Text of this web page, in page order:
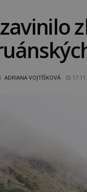
ADRIANA VOJTÍŠKOVÁ